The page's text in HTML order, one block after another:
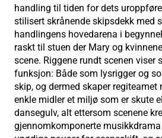
handling til tiden for dets
stilisert skrånende skipsdekk med
handlingens hovedarena i
raskt til stuen der Mary og
scene. Riggene rundt scenen viser
funksjon: Både som lysrigger og
skip, og dermed skaper regiteamet
enkle midler et miljø som er skute
dansegulv, alt ettersom scenene
gjennomkomponerte